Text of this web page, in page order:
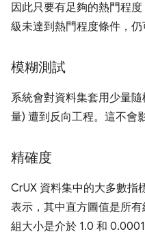
因此只要有足夠的熱門程
級未達到熱門程度條件，仍
模糊測試
系統會對資料集套用少量
量) 遭到反向工程。這不會
精確度
CrUX 資料集中的大多數指
表示，其中直方圖值是所
組大小是介於 1.0 和 0.0001